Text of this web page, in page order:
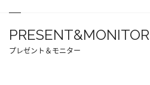
PRESENT&MONITOR
プレゼント＆モニター